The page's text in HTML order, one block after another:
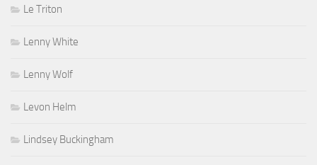
Le Triton
Lenny White
Lenny Wolf
Levon Helm
Lindsey Buckingham